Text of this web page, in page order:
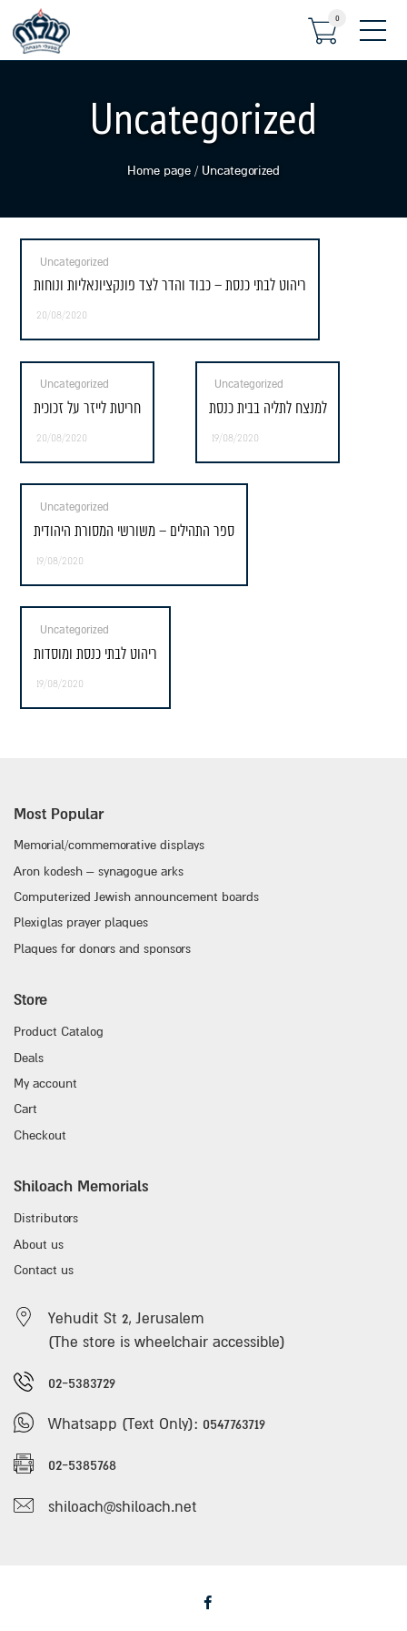
0
תפריט
Uncategorized
Home page / Uncategorized
Uncategorized
ריהוט לבתי כנסת – כבוד והדר לצד פונקציונאליות ונוחות
20/08/2020
Uncategorized
חריטת לייזר על זכוכית
20/08/2020
Uncategorized
למנצח לתליה בבית כנסת
19/08/2020
Uncategorized
ספר התהילים – משורשי המסורת היהודית
19/08/2020
Uncategorized
ריהוט לבתי כנסת ומוסדות
19/08/2020
Most Popular
Memorial/commemorative displays
Aron kodesh – synagogue arks
Computerized Jewish announcement boards
Plexiglas prayer plaques
Plaques for donors and sponsors
Store
Product Catalog
Deals
My account
Cart
Checkout
Shiloach Memorials
Distributors
About us
Contact us
Yehudit St 2, Jerusalem
(The store is wheelchair accessible)
02-5383729
Whatsapp (Text Only): 0547763719
02-5385768
shiloach@shiloach.net
Facebook